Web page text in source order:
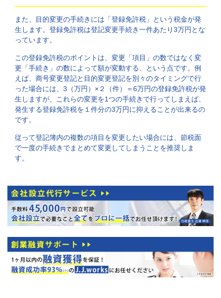
また、目的変更の手続きには「登録免許税」という税金が発
生します。登録免許税は登記変更手続き一件あたり3万円とな
っています。
この登録免許税のポイントは、変更「項目」の数ではなく変
更「手続き」の数によって額が変動する、という点です。例
えば、商号変更登記と目的変更登記を別々のタイミングで行
った場合には、3（万円）×２（件）＝6万円の登録免許税が発
生しますが、これらの変更を1つの手続きで行ってしまえば、
発生する登録免許税を１件分の3万円に抑えることが出来るの
です。
従って登記簿内の複数の項目を変更したい場合には、節税面
で一度の手続きでまとめて変更してしまうことを推奨しま
す。